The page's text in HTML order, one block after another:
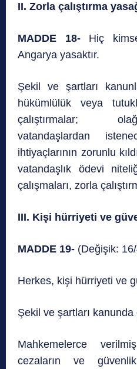
II. Zorla çalıştırma
MADDE 18- Hiç
Angarya yasaktır.
Şekil ve şartları
hükümlülük veya
çalıştırmalar;
vatandaşlardan
ihtiyaçlarının zorunlu
vatandaşlık ödevi
çalışmaları, zorla
III. Kişi hürriyeti ve
MADDE 19- (Değişik:
Herkes, kişi hürriyeti ve
Şekil ve şartları
Mahkemelerce
cezaların ve